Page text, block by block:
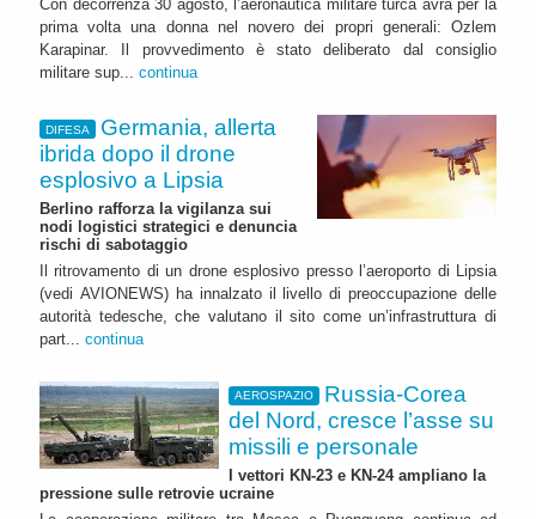
Con decorrenza 30 agosto, l’aeronautica militare turca avrà per la
prima volta una donna nel novero dei propri generali: Ozlem
Karapinar. Il provvedimento è stato deliberato dal consiglio
militare sup... continua
DIFESA
Germania, allerta
ibrida dopo il drone
esplosivo a Lipsia
Berlino rafforza la vigilanza sui
nodi logistici strategici e denuncia
rischi di sabotaggio
Il ritrovamento di un drone esplosivo presso l’aeroporto di Lipsia
(vedi AVIONEWS) ha innalzato il livello di preoccupazione delle
autorità tedesche, che valutano il sito come un’infrastruttura di
part... continua
AEROSPAZIO
Russia-Corea
del Nord, cresce l’asse su
missili e personale
I vettori KN-23 e KN-24 ampliano la
pressione sulle retrovie ucraine